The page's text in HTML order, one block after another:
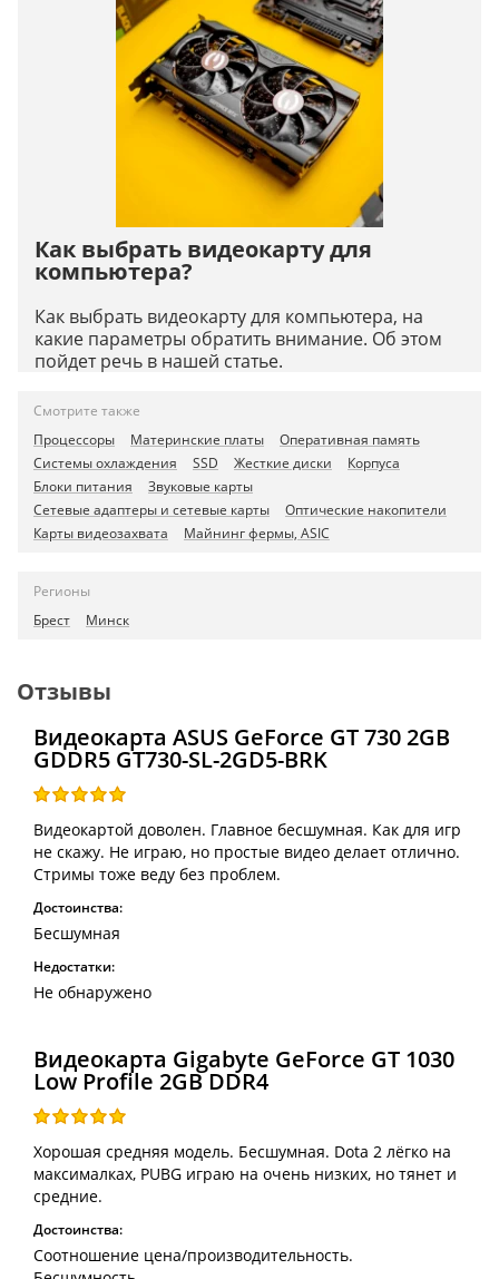
Как выбрать видеокарту для
компьютера?
Как выбрать видеокарту для компьютера, на
какие параметры обратить внимание. Об этом
пойдет речь в нашей статье.
Смотрите также
Процессоры
Материнские платы
Оперативная память
Системы охлаждения
SSD Жесткие диски
Корпуса
Блоки питания
Звуковые карты
Сетевые адаптеры и сетевые карты
Оптические накопители
Карты видеозахвата
Майнинг фермы, ASIC
Регионы
Брест
Минск
Отзывы
Видеокарта ASUS GeForce GT 730 2GB
GDDR5 GT730-SL-2GD5-BRK
Видеокартой доволен. Главное бесшумная. Как для игр
не скажу. Не играю, но простые видео делает отлично.
Стримы тоже веду без проблем.
Достоинства:
Бесшумная
Недостатки:
Не обнаружено
Видеокарта Gigabyte GeForce GT 1030
Low Profile 2GB DDR4
Хорошая средняя модель. Бесшумная. Dota 2 лёгко на
максималках, PUBG играю на очень низких, но тянет и
средние.
Достоинства:
Соотношение цена/производительность.